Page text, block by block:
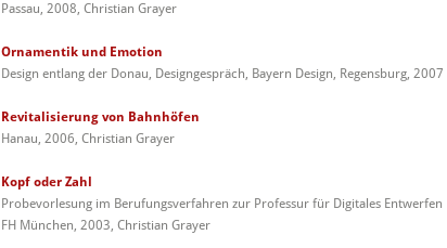
Passau, 2008, Christian Grayer
Ornamentik und Emotion
Design entlang der Donau, Designgespräch, Bayern Design, Regensburg, 2007
Revitalisierung von Bahnhöfen
Hanau, 2006, Christian Grayer
Kopf oder Zahl
Probevorlesung im Berufungsverfahren zur Professur für Digitales Entwerfen
FH München, 2003, Christian Grayer